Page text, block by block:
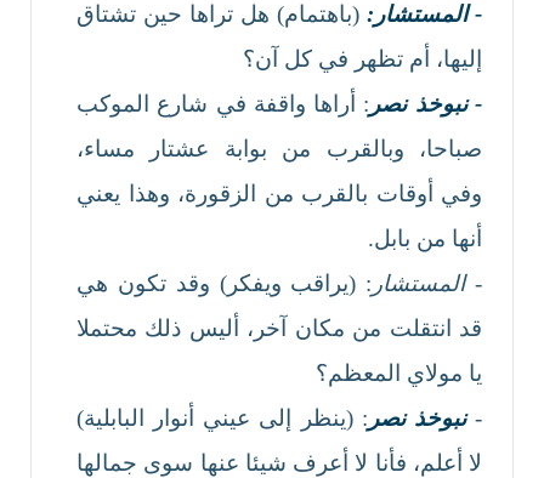
- المستشار: (باهتمام) هل تراها حين تشتاق
إليها، أم تظهر في كل آن؟
- نبوخذ نصر : أراها واقفة في شارع الموكب
صباحا، وبالقرب من بوابة عشتار مساء،
وفي أوقات بالقرب من الزقورة، وهذا يعني
أنها من بابل.
-المستشار : (يراقب ويفكر) وقد تكون هي
قد انتقلت من مكان آخر، أليس ذلك محتملا
يا مولاي المعظم؟
-نبوخذ نصر : (ينظر إلى عيني أنوار البابلية)
لا أعلم، فأنا لا أعرف شيئا عنها سوى جمالها